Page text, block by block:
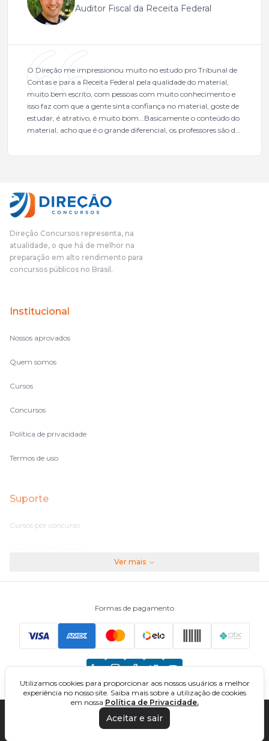
Auditor Fiscal da Receita Federal
O Direção me impressionou muito no estudo pro Tribunal de
Contas e para a Receita Federal pela qualidade do material,
muito bem escrito, com pessoas com muito conhecimento e
isso faz com que a gente sinta confiança no material, goste de
estudar, é atrativo, é muito bom...Basicamente o conteúdo do
material, acho que é o grande diferencial, os professores são de
mais excelentes cargos da administração pública.Eu sempre
fundamental na minha derrota no ano passado para que eu
pudesse enxergar o que eu errei e corrigir minha rota.E além
das aulas vocês(Direção Concursos), que fizeram um
o aluno, além de ter que estudar, ele tem que perder tempo
fazendo um cronograma, num pós- edital é muito
complicado, é uma avalanche de informação, então vocês
terem feito isso é muito bacana, porque quando eu me sentia
no volume de matérias.
Direção Concursos representa, na
atualidade, o que há de melhor na
preparação em alto rendimento para
concursos públicos no Brasil.
Institucional
Nossos aprovados
Quem somos
Cursos
Concursos
Política de privacidade
Termos de uso
Suporte
Cursos por concurso
Principais Concursos
CNU
TCU
Ver mais
Formas de pagamento
DIREÇÃO CONCURSOS - CURSOS ONLINE PARA CONCURSOS. TODOS OS
DIREITOS RESERVADOS. CNPJ: 32.161.525/0001-03
Utilizamos cookies para proporcionar aos nossos usuários a melhor
experiência no nosso site. Saiba mais sobre a utilização de cookies
em nossa Política de Privacidade.
Aceitar e sair